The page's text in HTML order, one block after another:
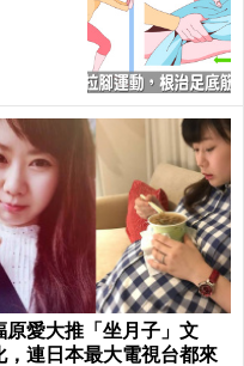
原愛大推「坐月子」文
，連日本最大電視台都來